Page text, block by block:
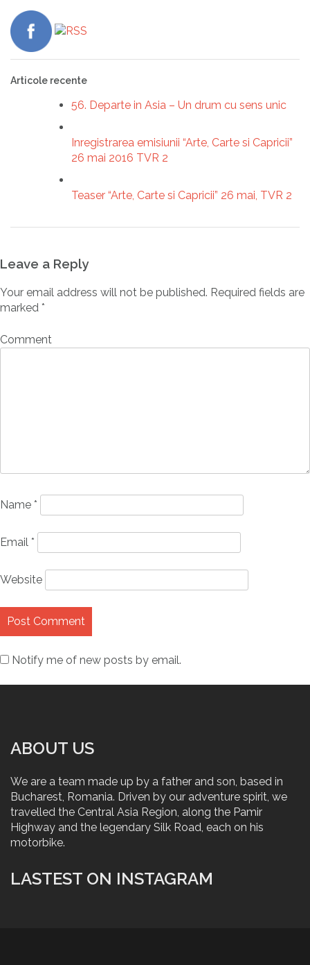
Articole recente
56. Departe in Asia – Un drum cu sens unic
Inregistrarea emisiunii “Arte, Carte si Capricii”
26 mai 2016 TVR 2
Teaser “Arte, Carte si Capricii” 26 mai, TVR 2
Leave a Reply
Your email address will not be published. Required fields are
marked *
Comment
Name *
Email *
Website
Notify me of new posts by email.
ABOUT US
We are a team made up by a father and son, based in
Bucharest, Romania. Driven by our adventure spirit, we
travelled the Central Asia Region, along the Pamir
Highway and the legendary Silk Road, each on his
motorbike.
LASTEST ON INSTAGRAM